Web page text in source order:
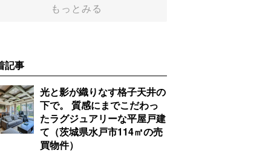
もっとみる
記事
光と影が織りなす格子天井の
下で。 質感にまでこだわっ
たラグジュアリーな平屋戸建
て（茨城県水戸市114㎡の売
買物件）